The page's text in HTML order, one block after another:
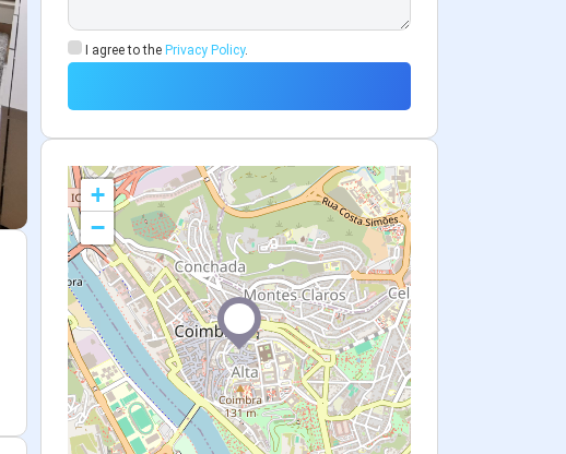
I agree to the Privacy Policy.
+
−